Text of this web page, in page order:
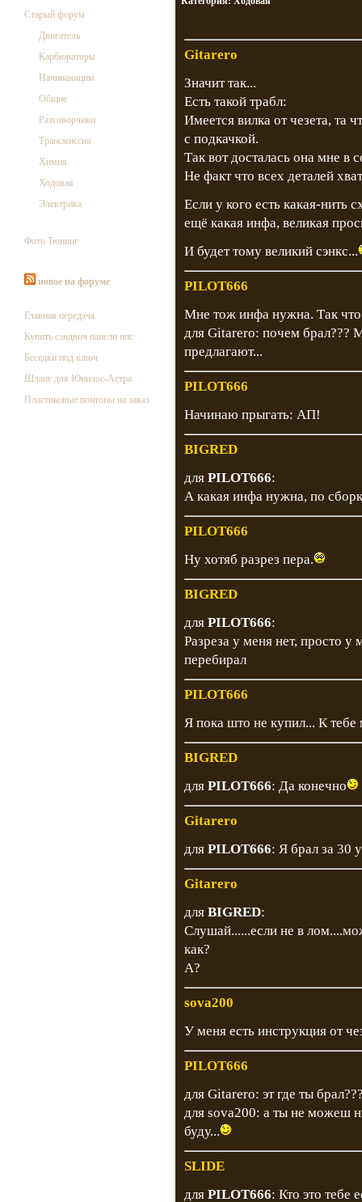
Старый форум
Двигатель
Карбюраторы
Начинающим
Общие
Разговорчики
Трансмиссия
Химия
Ходовая
Электрика
Фото Тюнинг
новое на форуме
Главная передача.
Купить сэндвич панели ппс
Беседки под ключ
Шланг для Юнилос-Астра
Пластиковые понтоны на заказ
Gitarero
Значит так...
Есть такой трабл:
Имеется вилка от чезета, та
с подкачкой.
Так вот досталась она мне в
Не факт что всех деталей
Если у кого есть какая-нить
ещё какая инфа, великая
И будет тому великий сэнкс...
PILOT666
Мне тож инфа нужна. Так что
для Gitarero: почем брал???
предлагают...
PILOT666
Начинаю прыгать: АП!
BIGRED
для PILOT666:
А какая инфа нужна, по
PILOT666
Ну хотяб разрез пера.
BIGRED
для PILOT666:
Разреза у меня нет, просто у
перебирал
PILOT666
Я пока што не купил... К
BIGRED
для PILOT666: Да конечно
Gitarero
для PILOT666: Я брал за 30
Gitarero
для BIGRED:
Слушай......если не в
как?
А?
sova200
У меня есть инструкция от
PILOT666
для Gitarero: эт где ты
для sova200: а ты не можеш
буду...
SLIDE
для PILOT666: Кто это тебе